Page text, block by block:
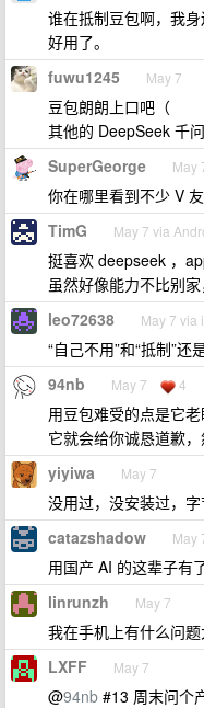
谁在抵制豆包啊，我
好用了。
fuwu1245 May 7
豆包朗朗上口吧（
其他的 DeepSeek 千
SuperGeorge May
你在哪里看到不少 V
TimG May 7 via
挺喜欢 deepseek ，
虽然好像能力不比别
leo72638 May 7 via
“自己不用”和“抵制”还
94nb May 7 4
用豆包难受的点是它
它就会给你诚恳道歉
yiyiwa May 7
没用过，没安装过，
catazshadow May
用国产 AI 的这辈子有
linrunzh May 7
我在手机上有什么问
LXFF May 7
@94nb #13 周末问个